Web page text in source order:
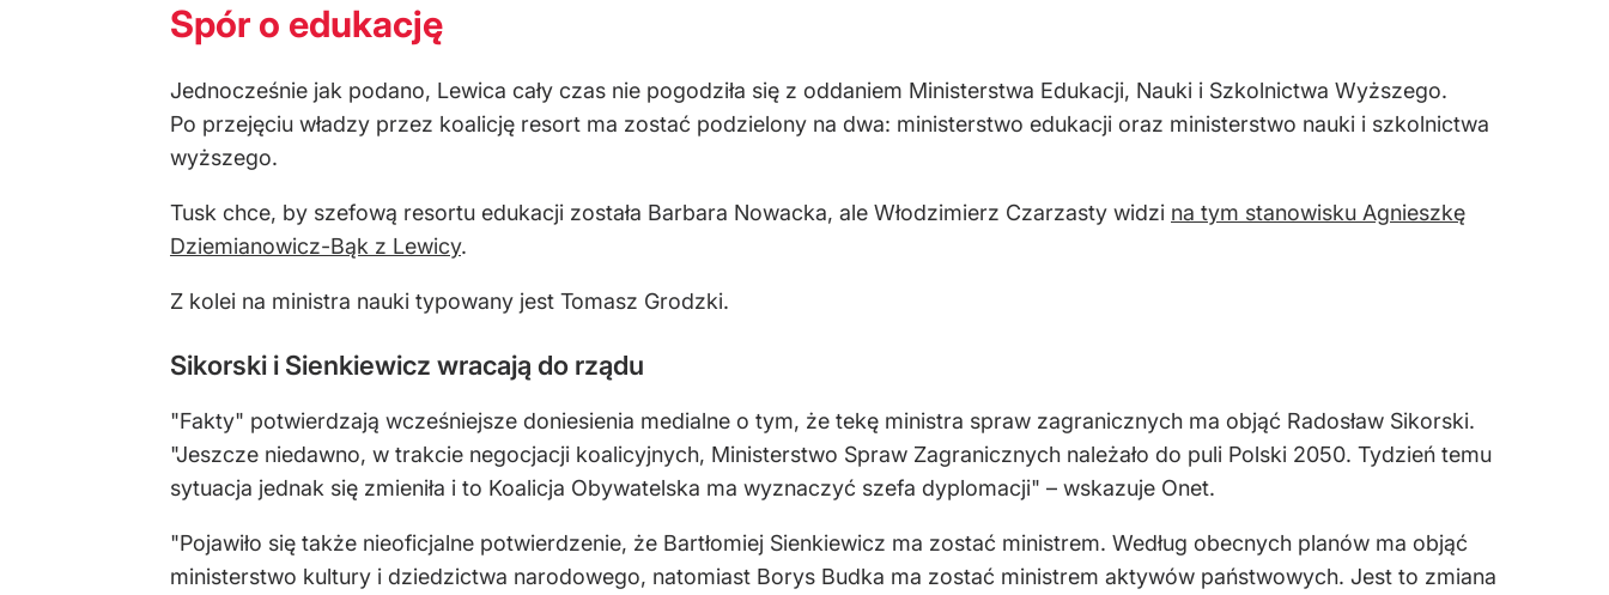
Spór o edukację
Jednocześnie jak podano, Lewica cały czas nie pogodziła się z oddaniem Ministerstwa Edukacji, Nauki i Szkolnictwa Wyższego.
Po przejęciu władzy przez koalicję resort ma zostać podzielony na dwa: ministerstwo edukacji oraz ministerstwo nauki i szkolnictwa
wyższego.
Tusk chce, by szefową resortu edukacji została Barbara Nowacka, ale Włodzimierz Czarzasty widzi na tym stanowisku Agnieszkę
Dziemianowicz-Bąk z Lewicy.
Z kolei na ministra nauki typowany jest Tomasz Grodzki.
Sikorski i Sienkiewicz wracają do rządu
"Fakty" potwierdzają wcześniejsze doniesienia medialne o tym, że tekę ministra spraw zagranicznych ma objąć Radosław Sikorski.
"Jeszcze niedawno, w trakcie negocjacji koalicyjnych, Ministerstwo Spraw Zagranicznych należało do puli Polski 2050. Tydzień temu
sytuacja jednak się zmieniła i to Koalicja Obywatelska ma wyznaczyć szefa dyplomacji" – wskazuje Onet.
"Pojawiło się także nieoficjalne potwierdzenie, że Bartłomiej Sienkiewicz ma zostać ministrem. Według obecnych planów ma objąć
ministerstwo kultury i dziedzictwa narodowego, natomiast Borys Budka ma zostać ministrem aktywów państwowych. Jest to zmiana